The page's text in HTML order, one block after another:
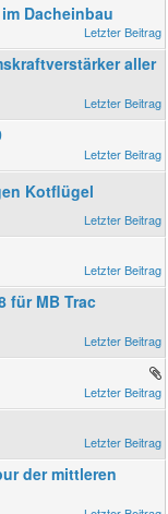
Dacheinbau
aller
Kotflügel
für MB Trac
der mittleren